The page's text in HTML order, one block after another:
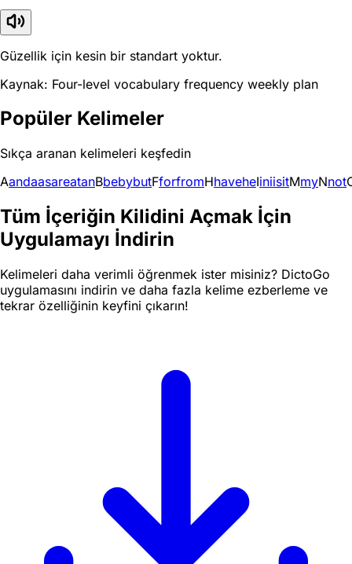
Güzellik için kesin bir standart yoktur.
Kaynak: Four-level vocabulary frequency weekly plan
Popüler Kelimeler
Sıkça aranan kelimeleri keşfedin
AandaasareatanBbebybutFforfromHhaveheIiniisitMmyNnot
Tüm İçeriğin Kilidini Açmak İçin
Uygulamayı İndirin
Kelimeleri daha verimli öğrenmek ister misiniz? DictoGo
uygulamasını indirin ve daha fazla kelime ezberleme ve
tekrar özelliğinin keyfini çıkarın!